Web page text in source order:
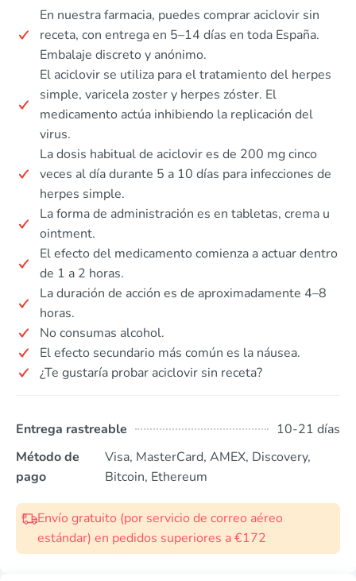
En nuestra farmacia, puedes comprar aciclovir sin
receta, con entrega en 5–14 días en toda España.
Embalaje discreto y anónimo.
El aciclovir se utiliza para el tratamiento del herpes
simple, varicela zoster y herpes zóster. El
medicamento actúa inhibiendo la replicación del
virus.
La dosis habitual de aciclovir es de 200 mg cinco
veces al día durante 5 a 10 días para infecciones de
herpes simple.
La forma de administración es en tabletas, crema u
ointment.
El efecto del medicamento comienza a actuar dentro
de 1 a 2 horas.
La duración de acción es de aproximadamente 4–8
horas.
No consumas alcohol.
El efecto secundario más común es la náusea.
¿Te gustaría probar aciclovir sin receta?
Entrega rastreable
10-21 días
Método de
pago
Visa, MasterCard, AMEX, Discovery,
Bitcoin, Ethereum
Envío gratuito (por servicio de correo aéreo
estándar) en pedidos superiores a €172